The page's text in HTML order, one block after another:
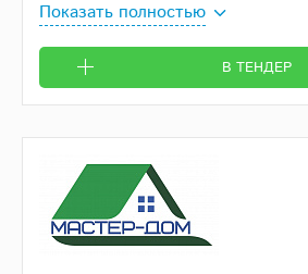
Показать полностью
В ТЕНДЕР